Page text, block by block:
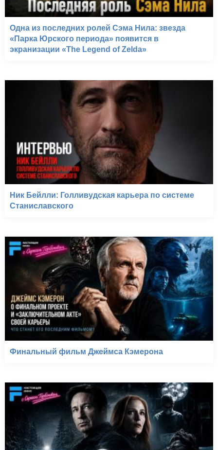
Одна из последних ролей Сэма Нила: звезда
«Парка Юрского периода» появится в
экранизации «The Legend of Zelda»
Ник Бейлли: Голливудская карьера по системе
Станиславского
Финальный фильм Джеймса Кэмерона